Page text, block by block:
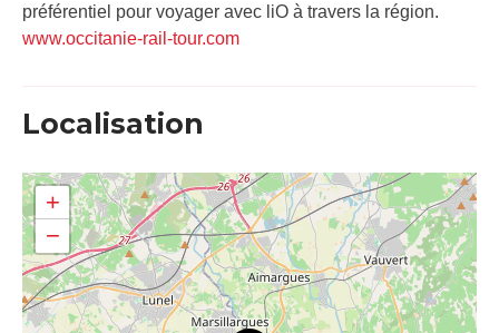
préférentiel pour voyager avec liO à travers la région.
www.occitanie-rail-tour.com
Localisation
+
−